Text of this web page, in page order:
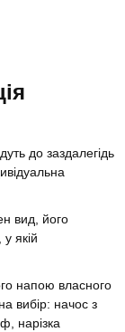
до заздалегідь
вид, його
якій
напою власного
вибір: начос з
нарізка